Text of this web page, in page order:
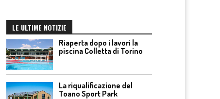
LE ULTIME NOTIZIE
Riaperta dopo i lavori la
piscina Colletta di Torino
La riqualificazione del
Toano Sport Park